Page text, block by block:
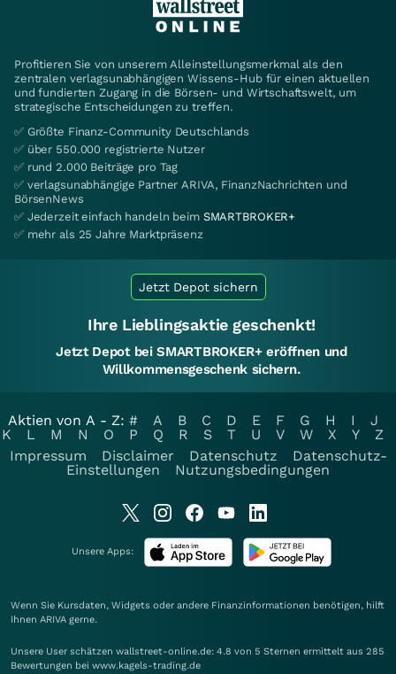
Profitieren Sie von unserem Alleinstellungsmerkmal als den
zentralen verlagsunabhängigen Wissens-Hub für einen aktuellen
und fundierten Zugang in die Börsen- und Wirtschaftswelt, um
strategische Entscheidungen zu treffen.
✅ Größte Finanz-Community Deutschlands
✅ über 550.000 registrierte Nutzer
✅ rund 2.000 Beiträge pro Tag
✅ verlagsunabhängige Partner ARIVA, FinanzNachrichten und
BörsenNews
✅ Jederzeit einfach handeln beim SMARTBROKER+
✅ mehr als 25 Jahre Marktpräsenz
Jetzt Depot sichern
Ihre Lieblingsaktie geschenkt!
Jetzt Depot bei SMARTBROKER+ eröffnen und
Willkommensgeschenk sichern.
Aktien von A - Z: # A B C D E F G H I
J
K
L M N O P Q R S T U V W X Y
Z
Impressum
Disclaimer Datenschutz
Datenschutz-
Einstellungen
Nutzungsbedingungen
Unsere Apps:
Wenn Sie Kursdaten, Widgets oder andere Finanzinformationen benötigen, hilft
Ihnen ARIVA gerne.
Unsere User schätzen wallstreet-online.de: 4.8 von 5 Sternen ermittelt aus 285
Bewertungen bei www.kagels-trading.de